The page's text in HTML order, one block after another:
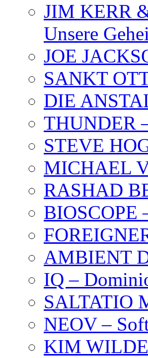
JIM KERR
Unsere
JOE
SANKT
DIE
THUNDER
STEVE
MICHAEL
RASHAD
BIOSCOPE
AMBIENT
IQ –
SALTATIO
NEOV –
KIM